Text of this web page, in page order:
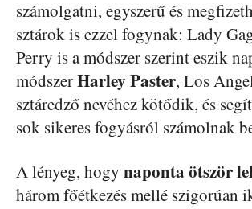
számolgatni, egyszerű és
sztárok is ezzel fogynak: Lady
Perry is a módszer szerint eszik
módszerHarley Paster, Los
sztáredző nevéhez kötődik, és
sok sikeres fogyásról számolnak
A lényeg, hogy naponta ötször
három főétkezés mellé szigorúan